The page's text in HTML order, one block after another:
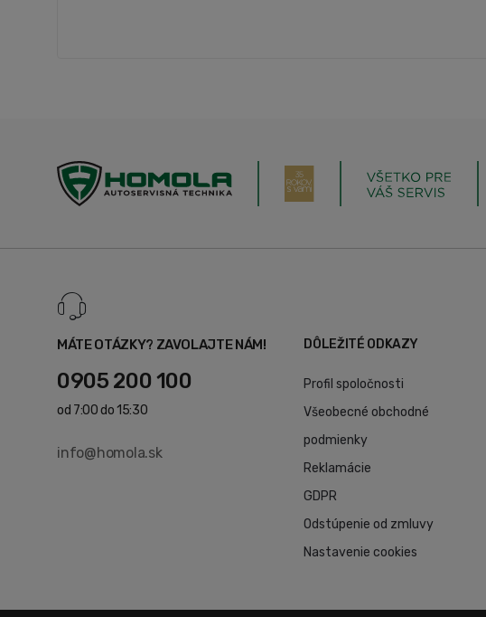
MÁTE OTÁZKY? ZAVOLAJTE NÁM!
0905 200 100
od 7:00 do 15:30
info@homola.sk
DÔLEŽITÉ ODKAZY
Profil spoločnosti
Všeobecné obchodné
podmienky
Reklamácie
GDPR
Odstúpenie od zmluvy
Nastavenie cookies